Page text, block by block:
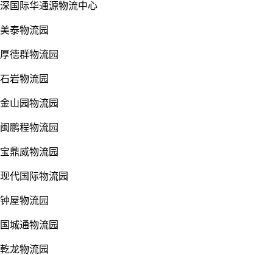
深国际华通源物流中心
美泰物流园
厚德群物流园
石岩物流园
金山园物流园
闽鹏程物流园
宝鼎威物流园
现代国际物流园
钟屋物流园
国城通物流园
乾龙物流园